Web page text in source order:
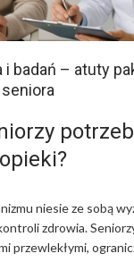
badań – atuty
niesie ze sobą
zdrowia.
przewlekłymi,